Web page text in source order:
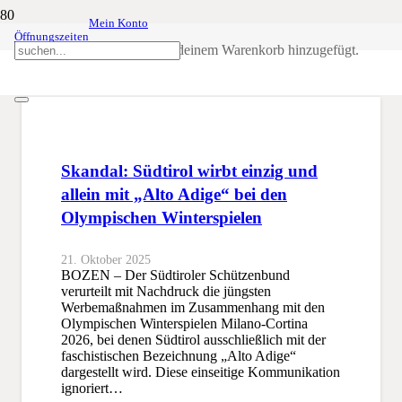
Öffnungszeiten
Mein Konto
wurde deinem Warenkorb hinzugefügt.
Cortina
Skandal: Südtirol wirbt einzig und
allein mit „Alto Adige“ bei den
Olympischen Winterspielen
21. Oktober 2025
BOZEN – Der Südtiroler Schützenbund
verurteilt mit Nachdruck die jüngsten
Werbemaßnahmen im Zusammenhang mit den
Olympischen Winterspielen Milano-Cortina
2026, bei denen Südtirol ausschließlich mit der
faschistischen Bezeichnung „Alto Adige“
dargestellt wird. Diese einseitige Kommunikation
ignoriert…